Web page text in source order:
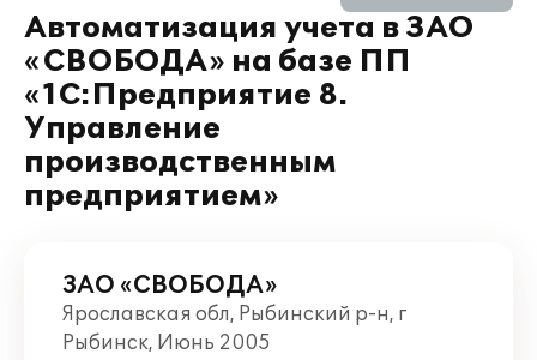
Автоматизация учета в ЗАО
«СВОБОДА» на базе ПП
«1С:Предприятие 8.
Управление
производственным
предприятием»
ЗАО «СВОБОДА»
Ярославская обл, Рыбинский р-н, г
Рыбинск, Июнь 2005